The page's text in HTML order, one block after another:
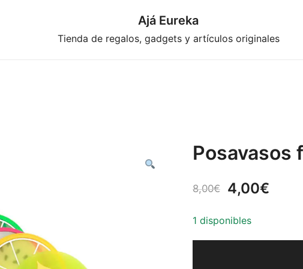
Ajá Eureka
Tienda de regalos, gadgets y artículos originales
Posavasos
8,00€
El
original
4,00€
1 disponibles